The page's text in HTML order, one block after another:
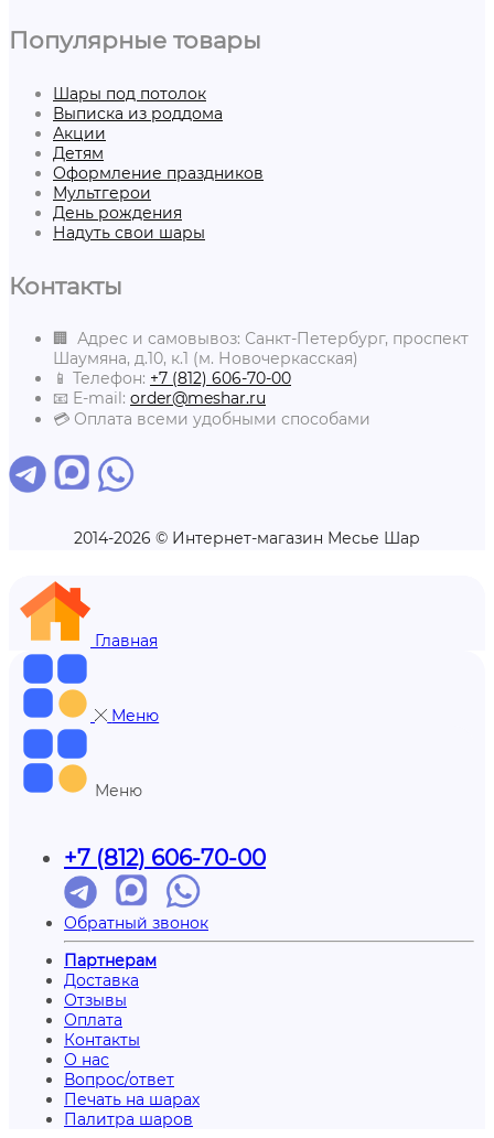
Популярные товары
Шары под потолок
Выписка из роддома
Акции
Детям
Оформление праздников
Мультгерои
День рождения
Надуть свои шары
Контакты
🏢 Адрес и самовывоз: Санкт-Петербург, проспект
Шаумяна, д.10, к.1 (м. Новочеркасская)
📱 Телефон: +7 (812) 606-70-00
📧 E-mail: order@meshar.ru
💳 Оплата всеми удобными способами
2014-2026 © Интернет-магазин Месье Шар
Главная
Меню
Меню
+7 (812) 606-70-00
Обратный звонок
Партнерам
Доставка
Отзывы
Оплата
Контакты
О нас
Вопрос/ответ
Печать на шарах
Палитра шаров